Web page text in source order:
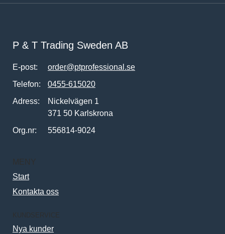
P & T Trading Sweden AB
E-post:
order@ptprofessional.se
Telefon:
0455-615020
Adress:
Nickelvägen 1
371 50 Karlskrona
Org.nr:
556814-9024
MENY
Start
Kontakta oss
KUNDSERVICE
Nya kunder